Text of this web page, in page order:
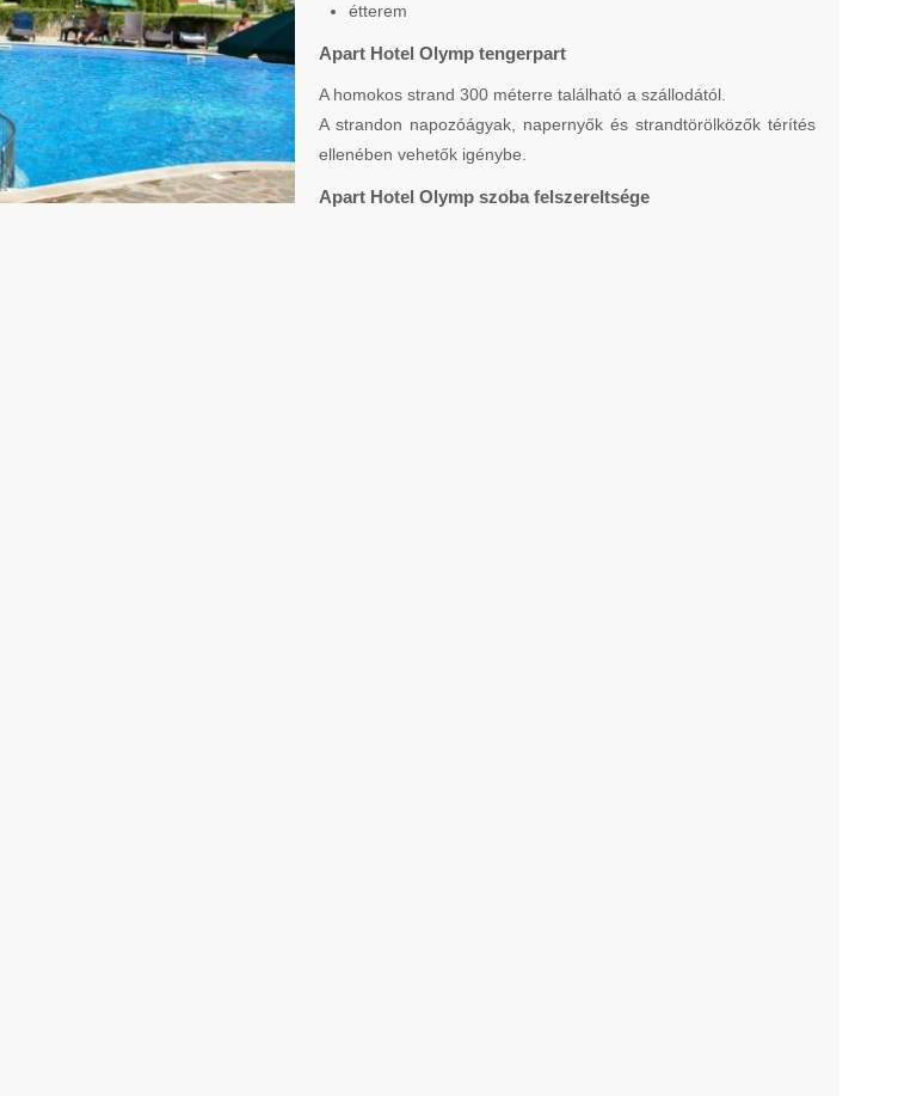
étterem
Apart Hotel Olymp tengerpart
A homokos strand 300 méterre található a szállodától.
A strandon napozóágyak, napernyők és strandtörölközők térítés
ellenében vehetők igénybe.
Apart Hotel Olymp szoba felszereltsége